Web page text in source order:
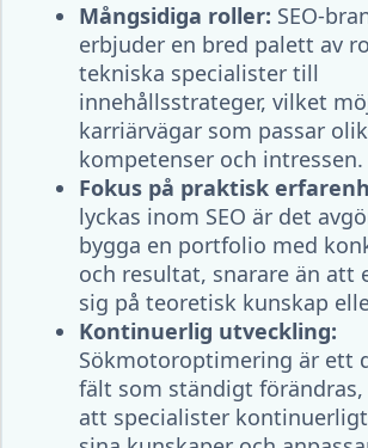
Mångsidiga roller: SEO-
erbjuder en bred palett av
tekniska specialister till
innehållsstrateger, vilket
karriärvägar som passar
kompetenser och intressen.
Fokus på praktisk
lyckas inom SEO är det
bygga en portfolio med
och resultat, snarare än att
sig på teoretisk kunskap
Kontinuerlig utveckling:
Sökmotoroptimering är ett
fält som ständigt
att specialister